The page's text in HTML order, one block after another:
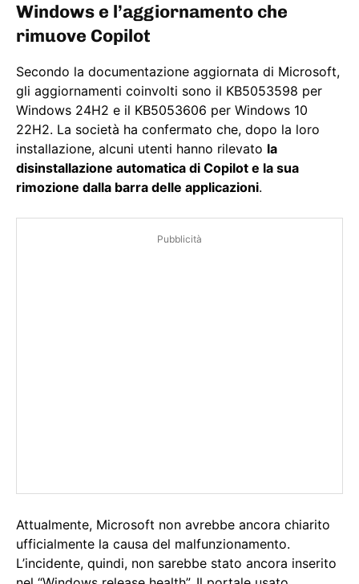
Windows e l’aggiornamento che
rimuove Copilot
Secondo la documentazione aggiornata di Microsoft,
gli aggiornamenti coinvolti sono il KB5053598 per
Windows 24H2 e il KB5053606 per Windows 10
22H2. La società ha confermato che, dopo la loro
installazione, alcuni utenti hanno rilevato la
disinstallazione automatica di Copilot e la sua
rimozione dalla barra delle applicazioni.
Pubblicità
Attualmente, Microsoft non avrebbe ancora chiarito
ufficialmente la causa del malfunzionamento.
L’incidente, quindi, non sarebbe stato ancora inserito